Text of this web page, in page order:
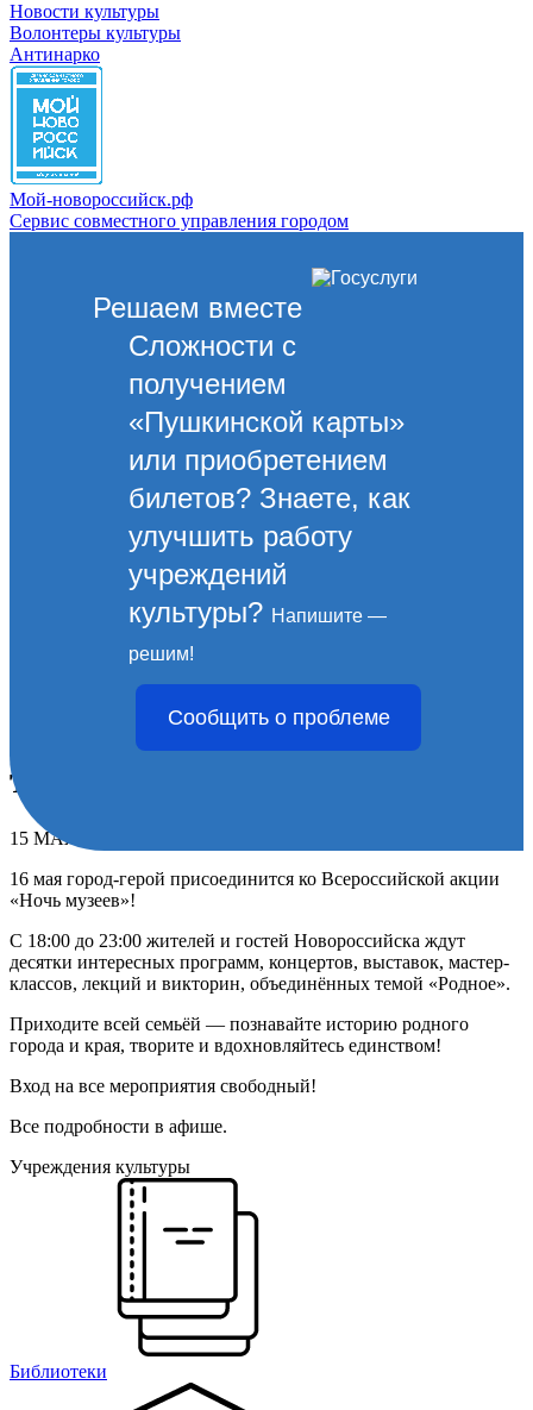
Новости культуры
Волонтеры культуры
Антинарко
Мой-новороссийск.рф
Сервис совместного управления городом
Решаем вместе
Сложности с
получением
«Пушкинской карты»
или приобретением
билетов? Знаете, как
улучшить работу
учреждений
культуры? Напишите —
решим!
Сообщить о проблеме
Ночь музеев в
Новороссийске: единство,
память и народные
традиции!
15 МАЯ 2026
16 мая город-герой присоединится ко Всероссийской акции
«Ночь музеев»!
С 18:00 до 23:00 жителей и гостей Новороссийска ждут
десятки интересных программ, концертов, выставок, мастер-
классов, лекций и викторин, объединённых темой «Родное».
Приходите всей семьёй — познавайте историю родного
города и края, творите и вдохновляйтесь единством!
Вход на все мероприятия свободный!
Все подробности в афише.
Учреждения культуры
Библиотеки